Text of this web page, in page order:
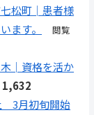
松町│患者様
ます。
閲覧
木│資格を活か
1,632
3月初旬開始